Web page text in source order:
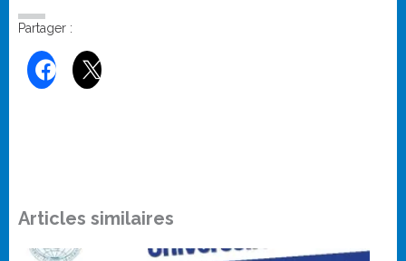
Partager :
Articles similaires